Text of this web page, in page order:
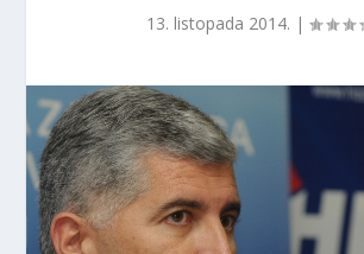
13. listopada 2014. |